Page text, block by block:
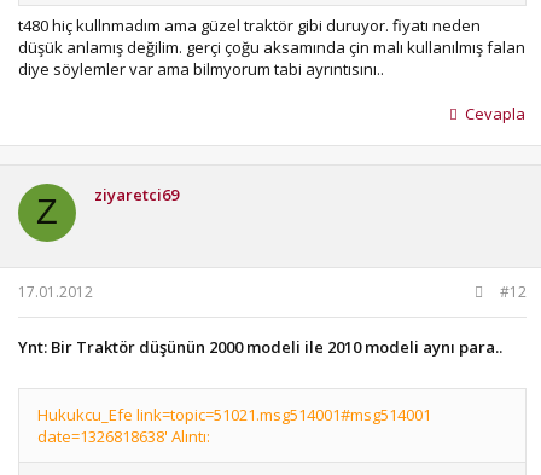
t480 hiç kullnmadım ama güzel traktör gibi duruyor. fiyatı neden
düşük anlamış değilim. gerçi çoğu aksamında çin malı kullanılmış falan
diye söylemler var ama bilmyorum tabi ayrıntısını..
Cevapla
Z ziyaretci69
17.01.2012 #12
Ynt: Bir Traktör düşünün 2000 modeli ile 2010 modeli aynı para..
Hukukcu_Efe link=topic=51021.msg514001#msg514001
date=1326818638' Alıntı: